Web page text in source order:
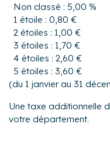
Non classé : 5,00 %
1 étoile : 0,80 €
2 étoiles : 1,00 €
3 étoiles : 1,70 €
4 étoiles : 2,60 €
5 étoiles : 3,60 €
(du 1 janvier au 31
Une taxe additionnelle
votre département.